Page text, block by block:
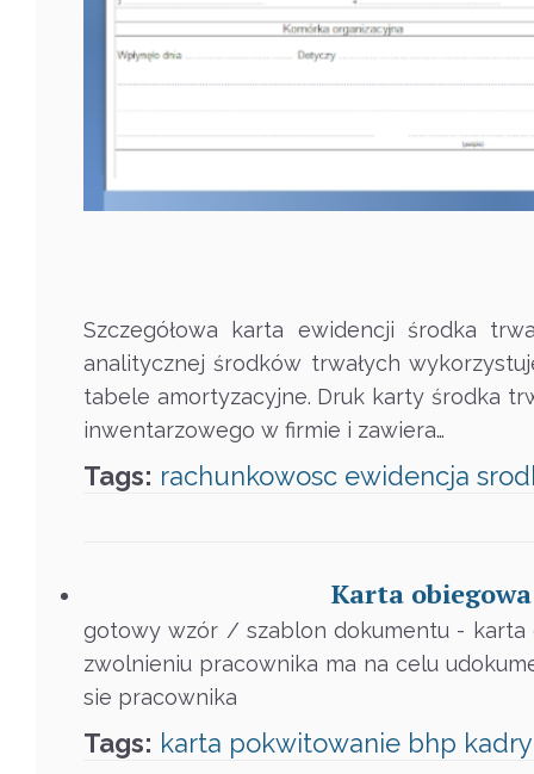
Szczegółowa karta ewidencji środka
analitycznej środków trwałych
tabele amortyzacyjne. Druk karty środka
inwentarzowego w firmie i zawiera…
Tags: rachunkowosc ewidencja
Karta
gotowy wzór / szablon dokumentu - karta
zwolnieniu pracownika ma na celu
sie pracownika
Tags: karta pokwitowanie bhp kadry